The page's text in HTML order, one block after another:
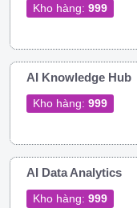
Kho hàng: 999
AI Knowledge Hub
Kho hàng: 999
AI Data Analytics
Kho hàng: 999